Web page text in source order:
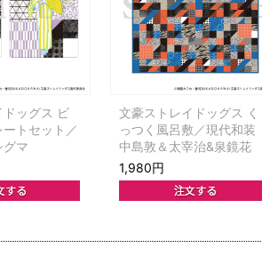
ッグス ビ
トセット／
マ
文豪ストレイドッグス く
っつく風呂敷／現代和装
中島敦＆太宰治&泉鏡花
1,980円